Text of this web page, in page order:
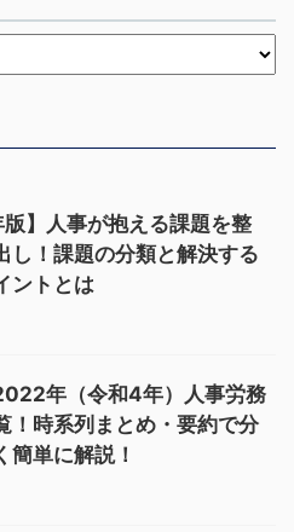
版】人事が抱える課題を整
し！課題の分類と解決する
ントとは
年（令和4年）人事労務
！時系列まとめ・要約で分
簡単に解説！